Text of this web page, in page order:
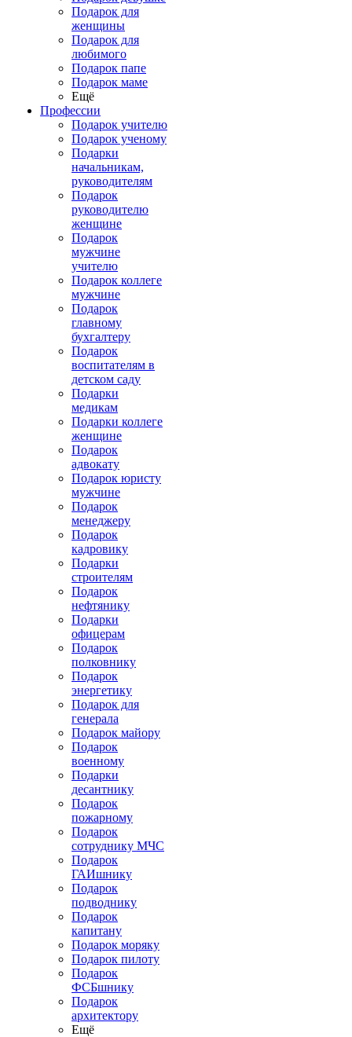
Подарок для
женщины
Подарок для
любимого
Подарок папе
Подарок маме
Ещё
Профессии
Подарок учителю
Подарок ученому
Подарки
начальникам,
руководителям
Подарок
руководителю
женщине
Подарок
мужчине
учителю
Подарок коллеге
мужчине
Подарок
главному
бухгалтеру
Подарок
воспитателям в
детском саду
Подарки
медикам
Подарки коллеге
женщине
Подарок
адвокату
Подарок юристу
мужчине
Подарок
менеджеру
Подарок
кадровику
Подарки
строителям
Подарок
нефтянику
Подарки
офицерам
Подарок
полковнику
Подарок
энергетику
Подарок для
генерала
Подарок майору
Подарок
военному
Подарки
десантнику
Подарок
пожарному
Подарок
сотруднику МЧС
Подарок
ГАИшнику
Подарок
подводнику
Подарок
капитану
Подарок моряку
Подарок пилоту
Подарок
ФСБшнику
Подарок
архитектору
Ещё